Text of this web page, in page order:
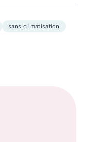
sans climatisation